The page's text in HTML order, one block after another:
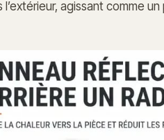
l’extérieur, agissant comme